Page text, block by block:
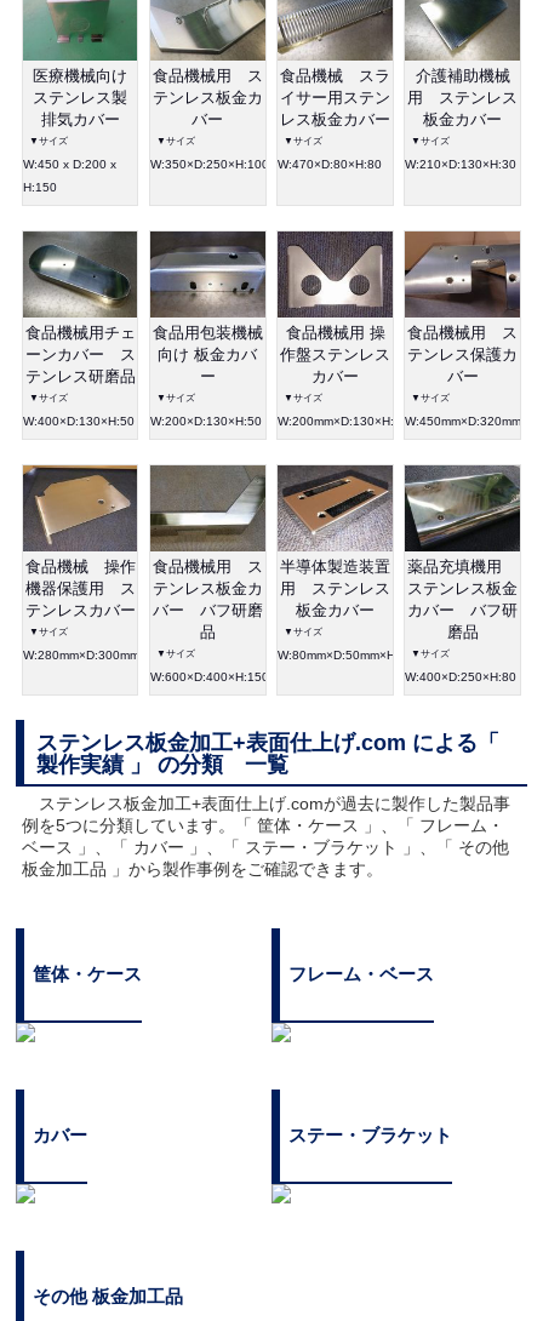
医療機械向け
ステンレス製
排気カバー
▼サイズ
W:450 x D:200 x
H:150
食品機械用 ス
テンレス板金カ
バー
▼サイズ
W:350×D:250×H:100
食品機械 スラ
イサー用ステン
レス板金カバー
▼サイズ
W:470×D:80×H:80
介護補助機械
用 ステンレス
板金カバー
▼サイズ
W:210×D:130×H:30
食品機械用チェ
ーンカバー ス
テンレス研磨品
▼サイズ
W:400×D:130×H:50
食品用包装機械
向け 板金カバ
ー
▼サイズ
W:200×D:130×H:50
食品機械用 操
作盤ステンレス
カバー
▼サイズ
W:200mm×D:130×H:20mm
食品機械用 ス
テンレス保護カ
バー
▼サイズ
食品機械 操作
機器保護用 ス
テンレスカバー
▼サイズ
W:280mm×D:300mm×H:15mm
食品機械用 ス
テンレス板金カ
バー バフ研磨
品
▼サイズ
W:600×D:400×H:150
半導体製造装置
用 ステンレス
板金カバー
▼サイズ
W:80mm×D:50mm×H:15mm
薬品充填機用
ステンレス板金
カバー バフ研
磨品
▼サイズ
W:400×D:250×H:80
ステンレス板金加工+表面仕上げ.com による「
製作実績 」 の分類 一覧
ステンレス板金加工+表面仕上げ.comが過去に製作した製品事
例を5つに分類しています。「 筐体・ケース 」、「 フレーム・
ベース 」、「 カバー 」、「 ステー・ブラケット 」、「 その他
板金加工品 」から製作事例をご確認できます。
筐体・ケース フレーム・ベース
カバー ステー・ブラケット
その他 板金加工品